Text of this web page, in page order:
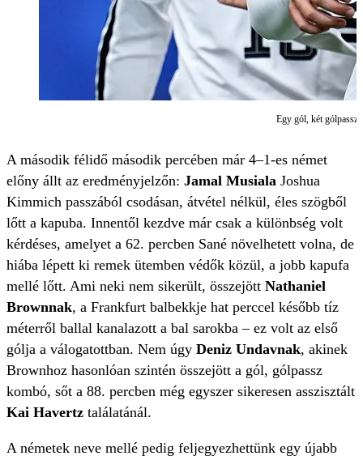
Egy gól, két
A második félidő második percében már 4–1-es német
előny állt az eredményjelzőn: Jamal Musiala Joshua
Kimmich passzából csodásan, átvétel nélkül, éles szögből
lőtt a kapuba. Innentől kezdve már csak a különbség volt
kérdéses, amelyet a 62. percben Sané növelhetett volna, de
hiába lépett ki remek ütemben védők közül, a jobb kapufa
mellé lőtt. Ami neki nem sikerült, összejött Nathaniel
Brownnak, a Frankfurt balbekkje hat perccel később tíz
méterről ballal kanalazott a bal sarokba – ez volt az első
gólja a válogatottban. Nem úgy Deniz Undavnak, akinek
Brownhoz hasonlóan szintén összejött a gól, gólpassz
kombó, sőt a 88. percben még egyszer sikeresen asszisztált
Kai Havertz találatánál.
A németek neve mellé pedig feljegyezhettünk egy újabb